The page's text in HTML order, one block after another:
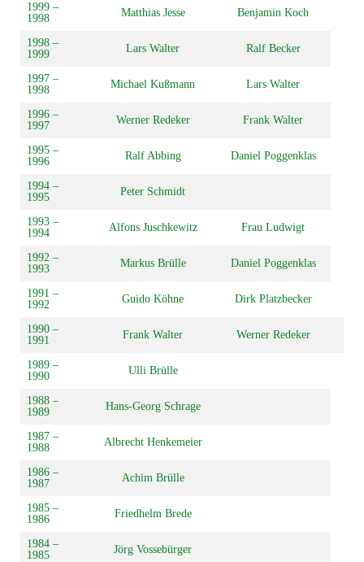
1999 –
1998
Matthias Jesse Benjamin Koch
1998 –
1999
Lars Walter Ralf Becker
1997 –
1998
Michael Kußmann Lars Walter
1996 –
1997
Werner Redeker Frank Walter
1995 –
1996
Ralf Abbing Daniel Poggenklas
1994 –
1995
Peter Schmidt
1993 –
1994
Alfons Juschkewitz Frau Ludwigt
1992 –
1993
Markus Brülle Daniel Poggenklas
1991 –
1992
Guido Köhne Dirk Platzbecker
1990 –
1991
Frank Walter Werner Redeker
1989 –
1990
Ulli Brülle
1988 –
1989
Hans-Georg Schrage
1987 –
1988
Albrecht Henkemeier
1986 –
1987
Achim Brülle
1985 –
1986
Friedhelm Brede
1984 –
1985
Jörg Vossebürger